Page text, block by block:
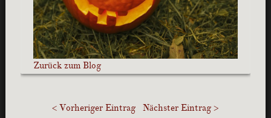
Zurück zum Blog
< Vorheriger Eintrag Nächster Eintrag >